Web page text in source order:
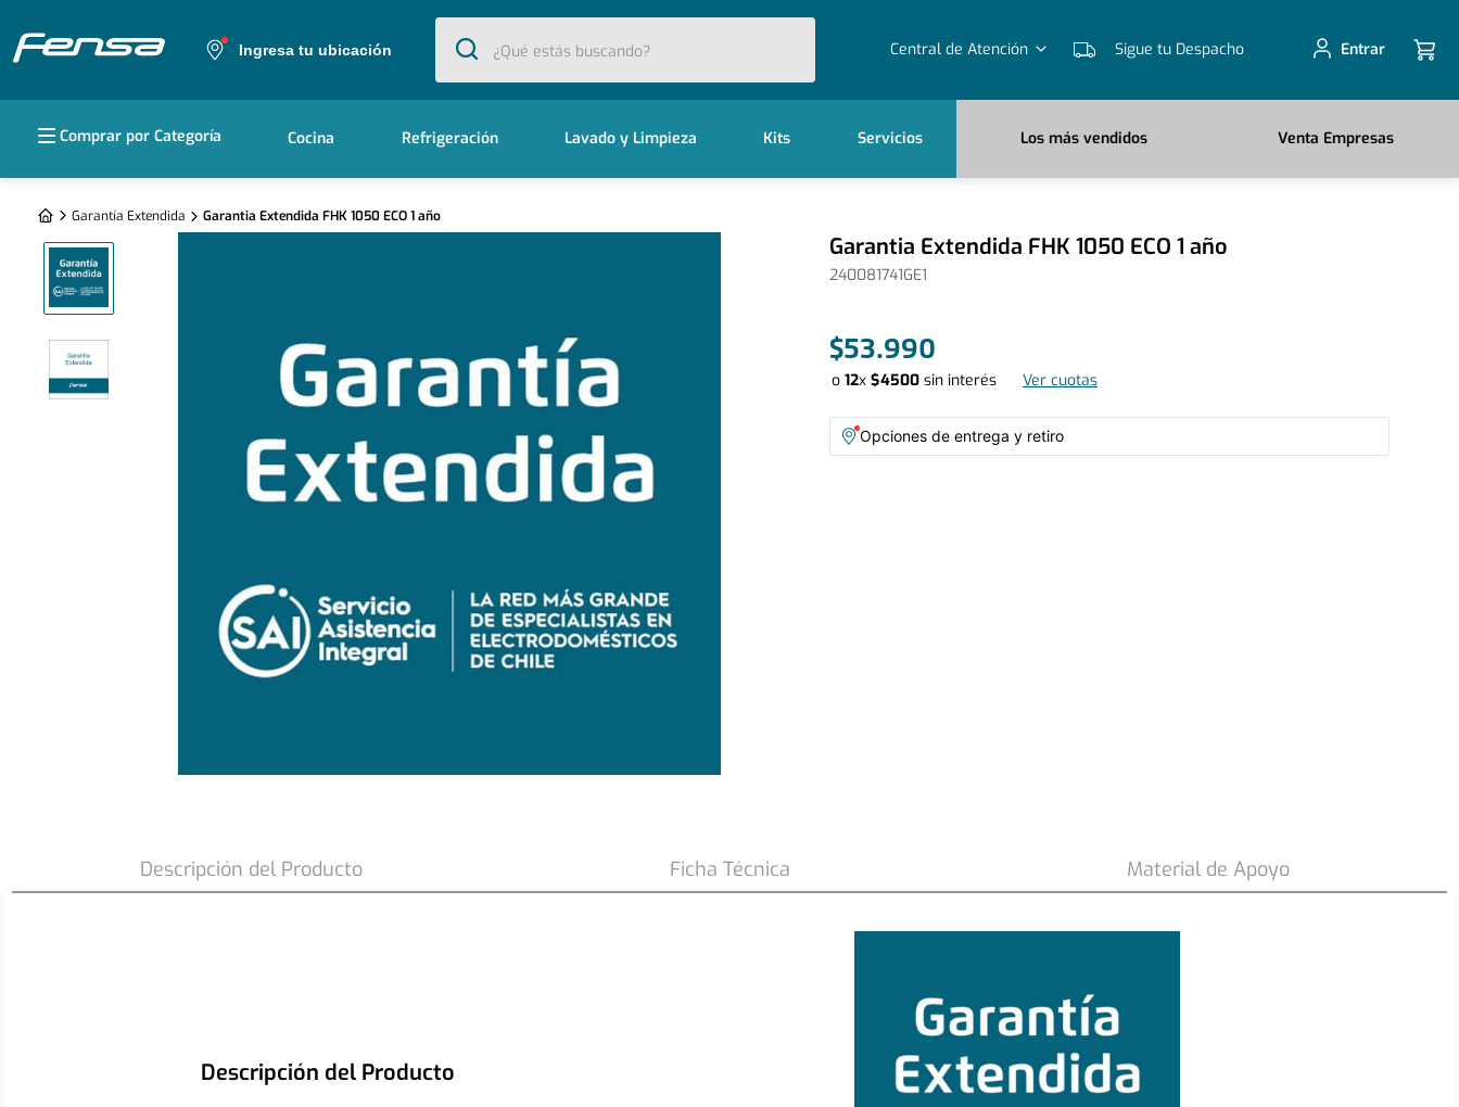
Ingresa tu ubicación
¿Qué estás buscando?
1. cocina 5 platos
3. bottom freezer
4. refrigerador no frost
secadora
Central de Atención Sigue tu Despacho Entrar
Comprar por Categoría Cocina Refrigeración Lavado y Limpieza Kits Servicios Los más vendidos Venta Empresas
Garantía Extendida Garantia Extendida FHK 1050 ECO 1 año
Garantia Extendida FHK 1050 ECO 1 año
240081741GE1
$53.990
o 12x $4500 sin interés Ver cuotas
Opciones de entrega y retiro
Descripción del Producto Ficha Técnica Material de Apoyo
Descripción del Producto